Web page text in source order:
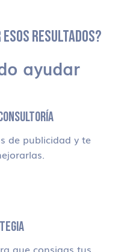
RESULTADOS?
ayudar
de publicidad y te